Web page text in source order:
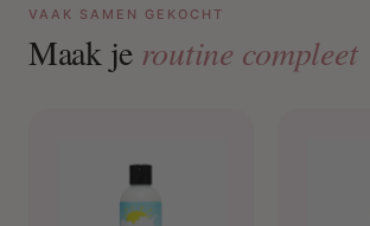
VAAK SAMEN GEKOCHT
Maak je routine compleet